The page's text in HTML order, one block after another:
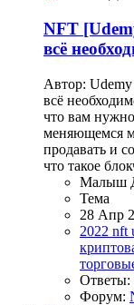
NFT
всё
Автор:
всё
что вам
меняющемся
продавать и
что такое
Малыш
Тема
28 Апр
2022 nft
Ответы:
Форум: